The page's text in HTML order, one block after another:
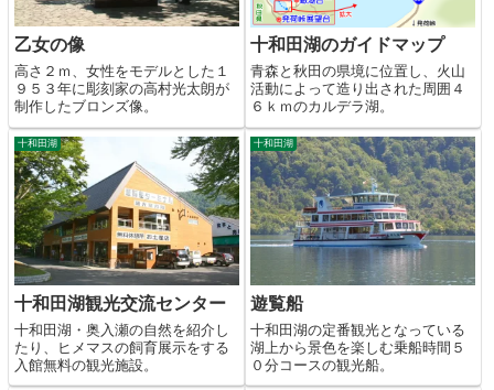
乙女の像
高さ２ｍ、女性をモデルとした１
９５３年に彫刻家の高村光太朗が
制作したブロンズ像。
十和田湖のガイドマップ
青森と秋田の県境に位置し、火山
活動によって造り出された周囲４
６ｋｍのカルデラ湖。
十和田湖
十和田湖観光交流センター
十和田湖・奥入瀬の自然を紹介し
たり、ヒメマスの飼育展示をする
入館無料の観光施設。
十和田湖
遊覧船
十和田湖の定番観光となっている
湖上から景色を楽しむ乗船時間５
０分コースの観光船。